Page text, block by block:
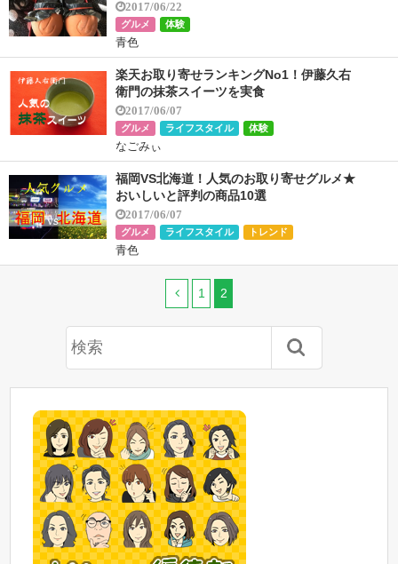
2017/06/22
グルメ 体験
青色
楽天お取り寄せランキングNo1！伊藤久右
衛門の抹茶スイーツを実食
2017/06/07
グルメ ライフスタイル 体験
なごみぃ
福岡VS北海道！人気のお取り寄せグルメ★
おいしいと評判の商品10選
2017/06/07
グルメ ライフスタイル トレンド
青色
1 2